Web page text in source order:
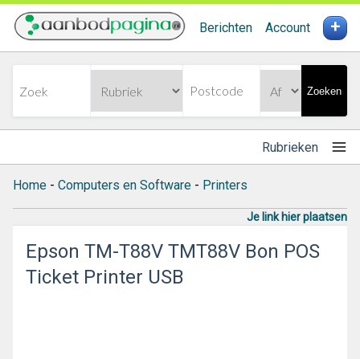
Berichten Account +
Zoeken
Rubrieken
Home - Computers en Software - Printers
Je link hier plaatsen
Epson TM-T88V TMT88V Bon POS
Ticket Printer USB